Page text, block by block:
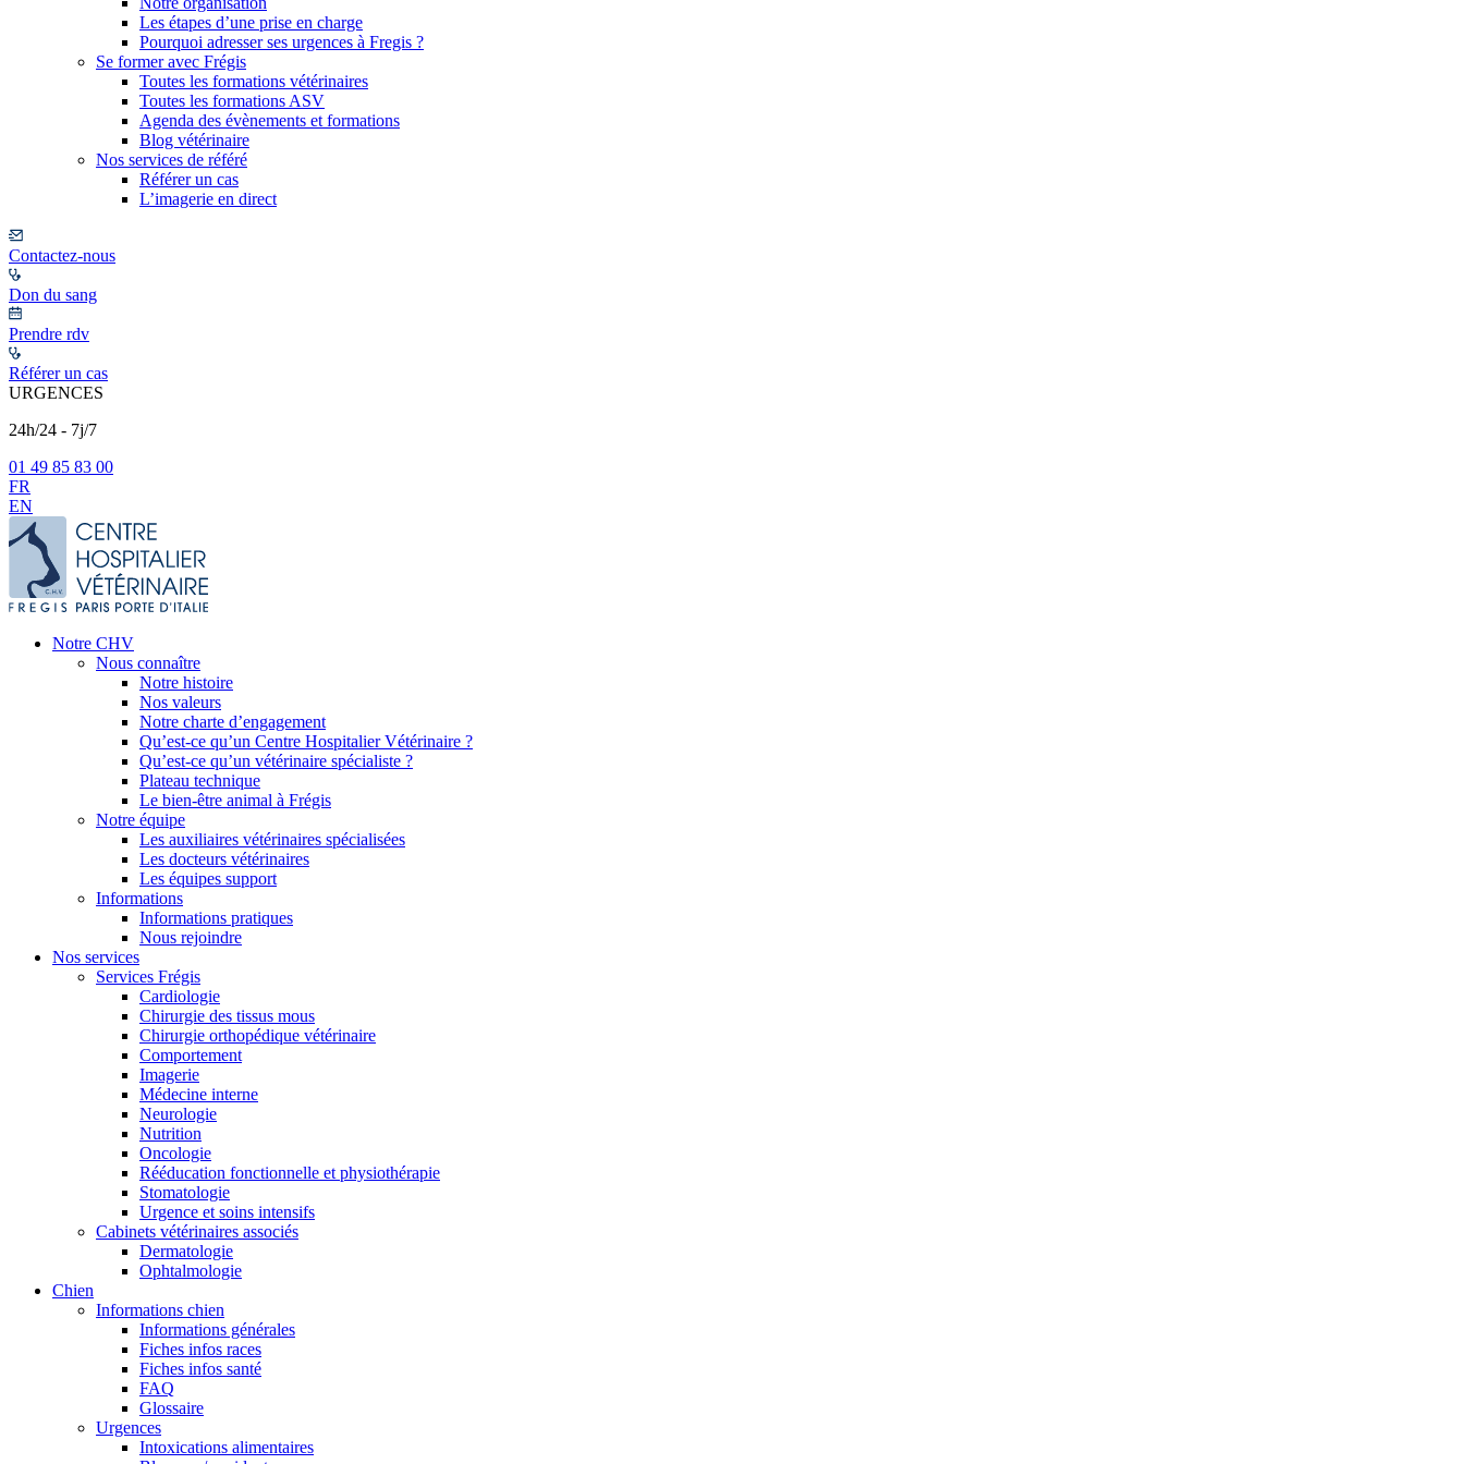
Les étapes d’une prise en charge
Pourquoi adresser ses urgences à Fregis ?
Se former avec Frégis
Toutes les formations vétérinaires
Toutes les formations ASV
Agenda des évènements et formations
Blog vétérinaire
Nos services de référé
Référer un cas
L’imagerie en direct
Contactez-nous
Don du sang
Prendre rdv
Référer un cas
URGENCES
24h/24 - 7j/7
01 49 85 83 00
FR
EN
Notre CHV
Nous connaître
Notre histoire
Nos valeurs
Notre charte d’engagement
Qu’est-ce qu’un Centre Hospitalier Vétérinaire ?
Qu’est-ce qu’un vétérinaire spécialiste ?
Plateau technique
Le bien-être animal à Frégis
Notre équipe
Les auxiliaires vétérinaires spécialisées
Les docteurs vétérinaires
Les équipes support
Informations
Informations pratiques
Nous rejoindre
Nos services
Services Frégis
Cardiologie
Chirurgie des tissus mous
Chirurgie orthopédique vétérinaire
Comportement
Imagerie
Médecine interne
Neurologie
Nutrition
Oncologie
Rééducation fonctionnelle et physiothérapie
Stomatologie
Urgence et soins intensifs
Cabinets vétérinaires associés
Dermatologie
Ophtalmologie
Chien
Informations chien
Informations générales
Fiches infos races
Fiches infos santé
FAQ
Glossaire
Urgences
Intoxications alimentaires